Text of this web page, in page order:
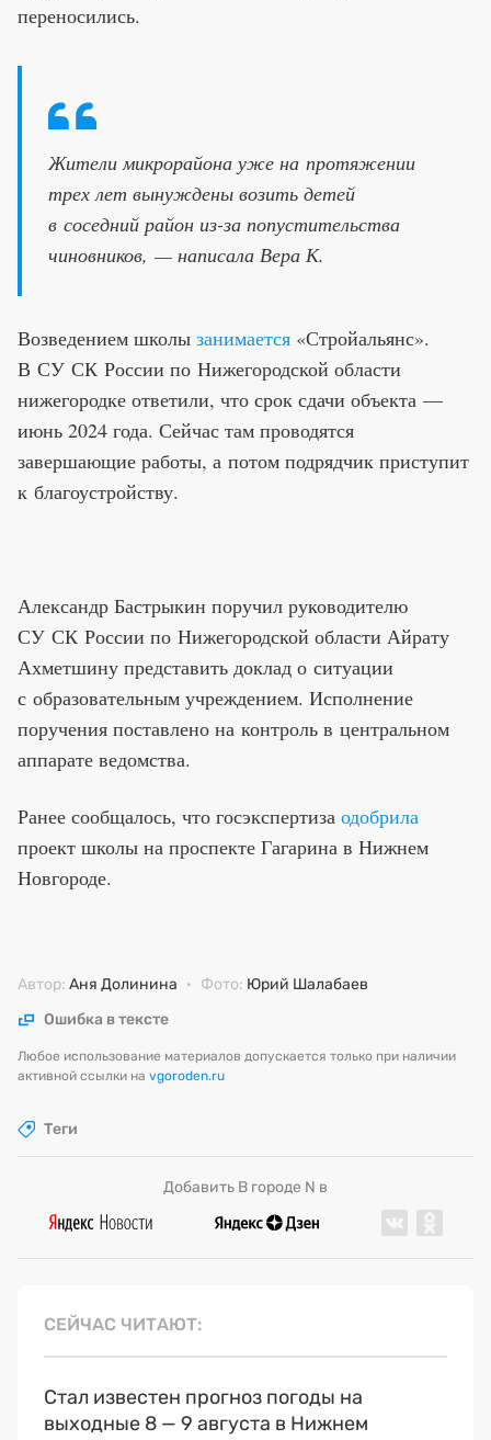
переносились.
Жители микрорайона уже на протяжении
трех лет вынуждены возить детей
в соседний район из-за попустительства
чиновников, — написала Вера К.
Возведением школы занимается «Стройальянс».
В СУ СК России по Нижегородской области
нижегородке ответили, что срок сдачи объекта —
июнь 2024 года. Сейчас там проводятся
завершающие работы, а потом подрядчик приступит
к благоустройству.
Александр Бастрыкин поручил руководителю
СУ СК России по Нижегородской области Айрату
Ахметшину представить доклад о ситуации
с образовательным учреждением. Исполнение
поручения поставлено на контроль в центральном
аппарате ведомства.
Ранее сообщалось, что госэкспертиза одобрила
проект школы на проспекте Гагарина в Нижнем
Новгороде.
Автор: Аня Долинина · Фото: Юрий Шалабаев
Ошибка в тексте
Любое использование материалов допускается только при наличии
активной ссылки на vgoroden.ru
Теги
Добавить В городе N в
СЕЙЧАС ЧИТАЮТ
Стал известен прогноз погоды на
выходные 8 — 9 августа в Нижнем